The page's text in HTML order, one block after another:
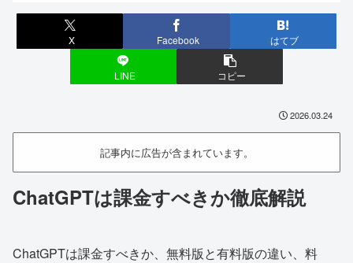
X Facebook はてブ
LINE コピー
2026.03.24
記事内に広告が含まれています。
ChatGPTは課金すべきか徹底解説
ChatGPTは課金すべきか、無料版と有料版の違い、料